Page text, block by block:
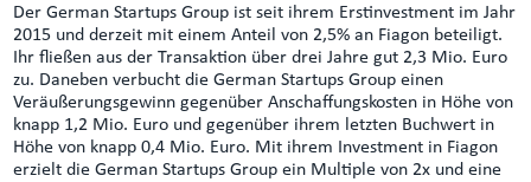
Der German Startups Group ist seit ihrem Erstinvestment im Jahr
2015 und derzeit mit einem Anteil von 2,5% an Fiagon beteiligt.
Ihr fließen aus der Transaktion über drei Jahre gut 2,3 Mio. Euro
zu. Daneben verbucht die German Startups Group einen
Veräußerungsgewinn gegenüber Anschaffungskosten in Höhe von
knapp 1,2 Mio. Euro und gegenüber ihrem letzten Buchwert in
Höhe von knapp 0,4 Mio. Euro. Mit ihrem Investment in Fiagon
erzielt die German Startups Group ein Multiple von 2x und eine